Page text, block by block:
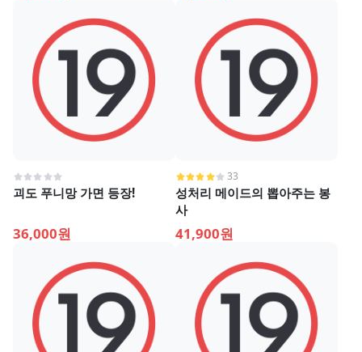
괴도 푸니망 가면 등장!
36,000원
33
성처리 메이드의 뽑아주는 봉
사
41,900원